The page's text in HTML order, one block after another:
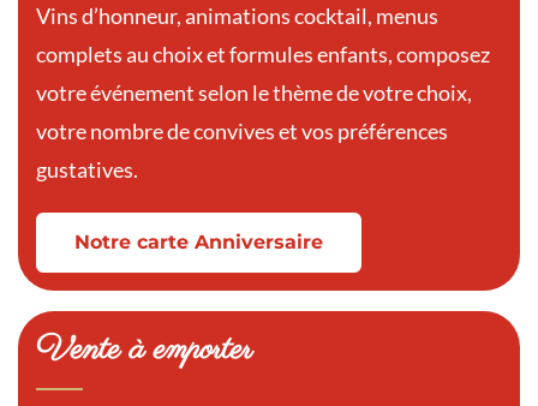
Vins d’honneur, animations cocktail, menus
complets au choix et formules enfants, composez
votre événement selon le thème de votre choix,
votre nombre de convives et vos préférences
gustatives.
Notre carte Anniversaire
Vente à emporter